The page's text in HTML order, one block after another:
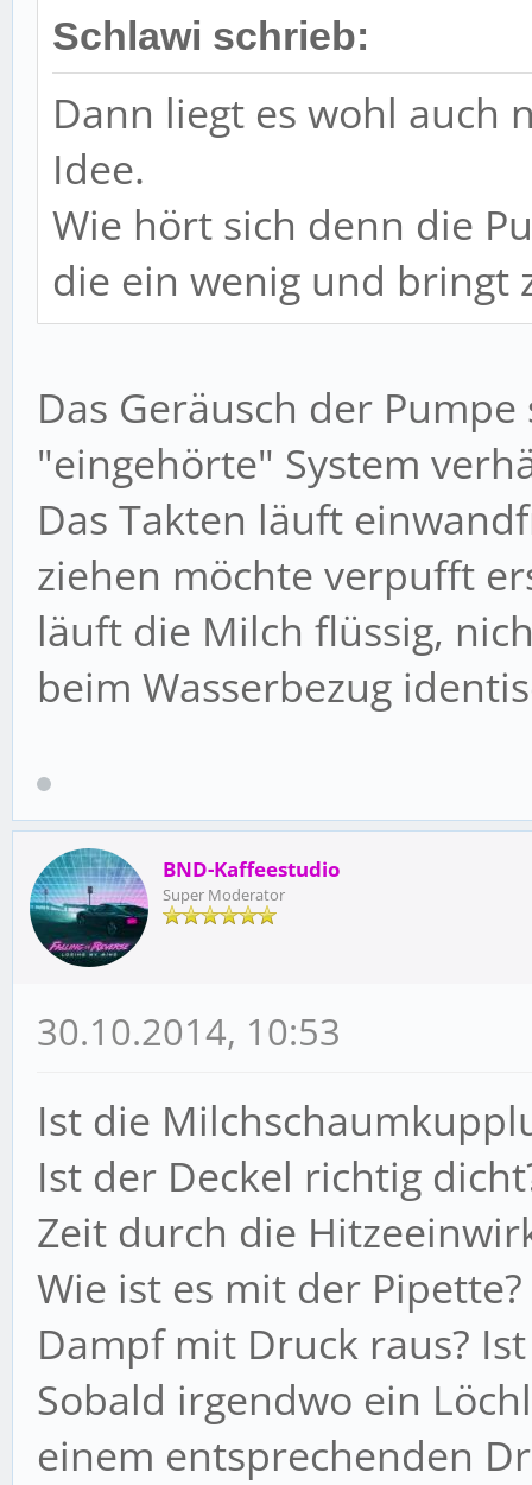
Schlawi schrieb:
Dann liegt es wohl auch
Idee.
Wie hört sich denn die
die ein wenig und bringt
Das Geräusch der
"eingehörte" System
Das Takten läuft
ziehen möchte verpufft
läuft die Milch flüssig,
beim Wasserbezug
BND-Kaffeestudio
Super Moderator
30.10.2014, 10:53
Ist die
Ist der Deckel richtig
Zeit durch die
Wie ist es mit der
Dampf mit Druck raus?
Sobald irgendwo ein
einem entsprechenden